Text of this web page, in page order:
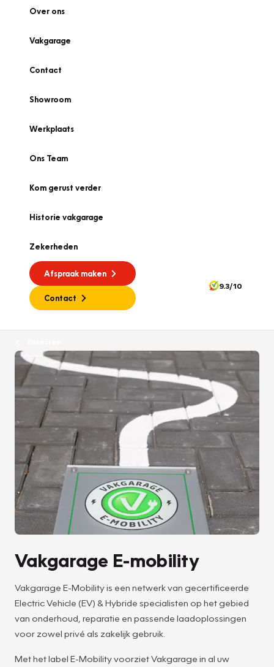
Over ons
Vakgarage
Contact
Showroom
Werkplaats
Ons Team
Kom gerust verder
Historie vakgarage
Zekerheden
Afspraak maken
Contact
9.3/10
Vakgarage E-mobility
Vakgarage E-Mobility is een netwerk van gecertificeerde
Electric Vehicle (EV) & Hybride specialisten op het gebied
van onderhoud, reparatie en passende laadoplossingen
voor zowel privé als zakelijk gebruik.
Met het label E-Mobility voorziet Vakgarage in al uw